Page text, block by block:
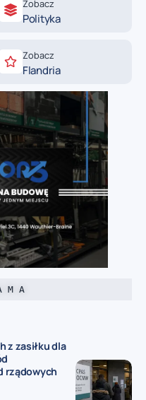
Zobacz
Polityka
Zobacz
Flandria
M A
z zasiłku dla
rządowych